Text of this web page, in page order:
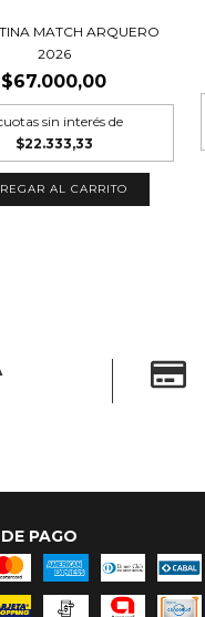
MATCH ARQUERO
2026
$67.000,00
sin interés de
$22.333,33
AL CARRITO
PAGO